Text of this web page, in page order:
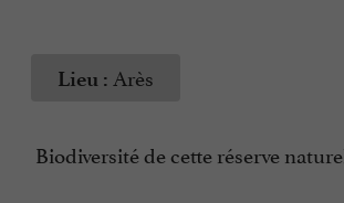
Lieu : Arès
Biodiversité de cette réserve